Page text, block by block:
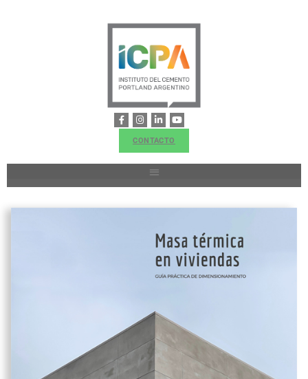
CONTACTO